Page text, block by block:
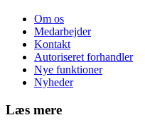
Om os
Medarbejder
Kontakt
Autoriseret forhandler
Nye funktioner
Nyheder
Læs mere